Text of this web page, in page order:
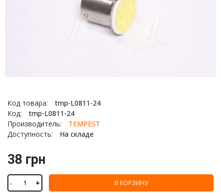
Код товара:
tmp-L0811-24
Код:
tmp-L0811-24
Производитель:
TEMPEST
Доступность:
На складе
38 грн
- + В КОРЗИНУ